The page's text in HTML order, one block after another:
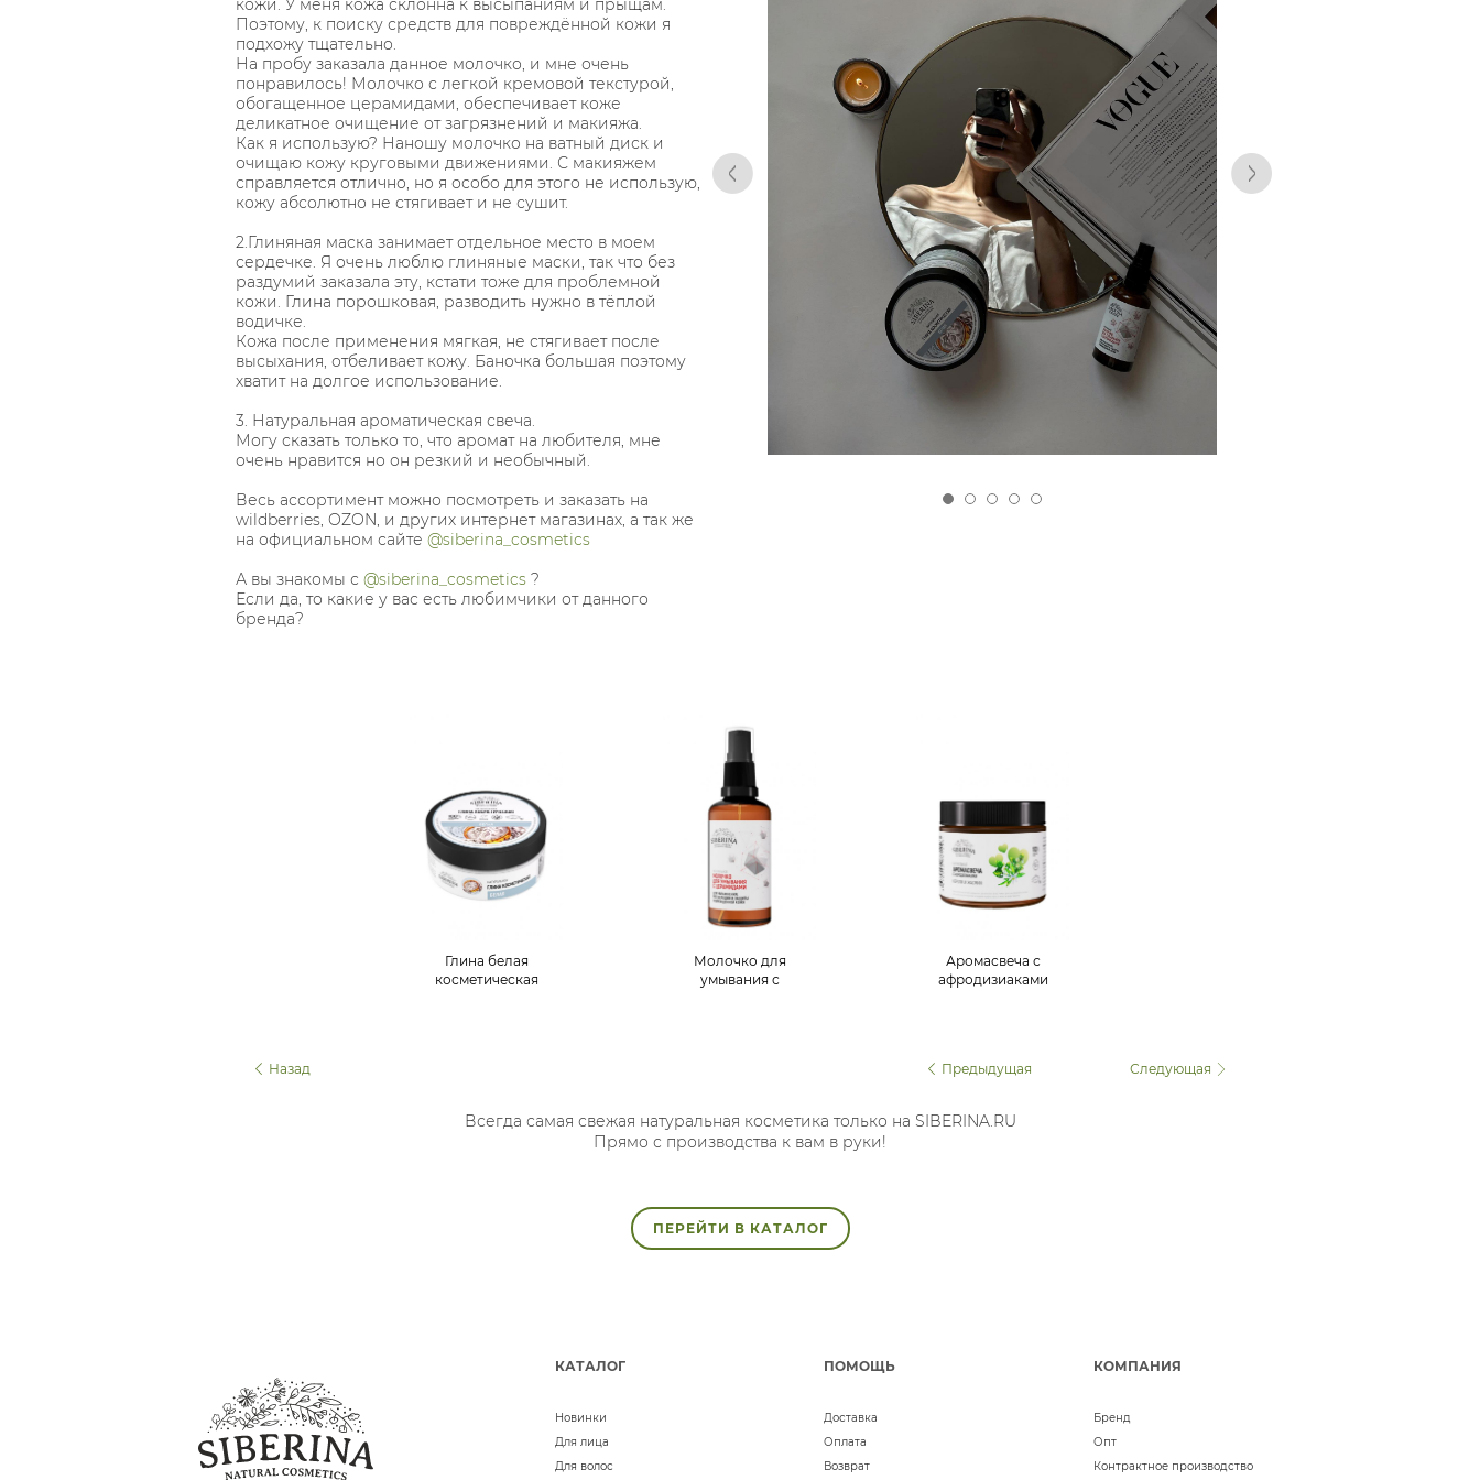
кожи. У меня кожа склонна к высыпаниям и прыщам.
Поэтому, к поиску средств для повреждённой кожи я
подхожу тщательно.
На пробу заказала данное молочко, и мне очень
понравилось! Молочко с легкой кремовой текстурой,
обогащенное церамидами, обеспечивает коже
деликатное очищение от загрязнений и макияжа.
Как я использую? Наношу молочко на ватный диск и
очищаю кожу круговыми движениями. С макияжем
справляется отлично, но я особо для этого не использую,
кожу абсолютно не стягивает и не сушит.
2.Глиняная маска занимает отдельное место в моем
сердечке. Я очень люблю глиняные маски, так что без
раздумий заказала эту, кстати тоже для проблемной
кожи. Глина порошковая, разводить нужно в тёплой
водичке.
Кожа после применения мягкая, не стягивает после
высыхания, отбеливает кожу. Баночка большая поэтому
хватит на долгое использование.
3. Натуральная ароматическая свеча.
Могу сказать только то, что аромат на любителя, мне
очень нравится но он резкий и необычный.
Весь ассортимент можно посмотреть и заказать на
wildberries, OZON, и других интернет магазинах, а так же
на официальном сайте @siberina_cosmetics
А вы знакомы с @siberina_cosmetics?
Если да, то какие у вас есть любимчики от данного
бренда?
Глина белая
косметическая
Молочко для
умывания с
Аромасвеча с
афродизиаками
Назад Предыдущая Следующая
Всегда самая свежая натуральная косметика только на SIBERINA.RU
Прямо с производства к вам в руки!
ПЕРЕЙТИ В КАТАЛОГ
КАТАЛОГ
Новинки
Для лица
Для волос
ПОМОЩЬ
Доставка
Оплата
Возврат
КОМПАНИЯ
Бренд
Опт
Контрактное производство